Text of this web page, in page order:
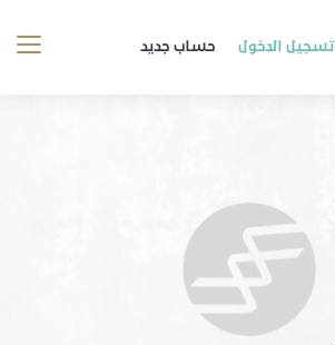
تسجيل الدخول حساب جديد